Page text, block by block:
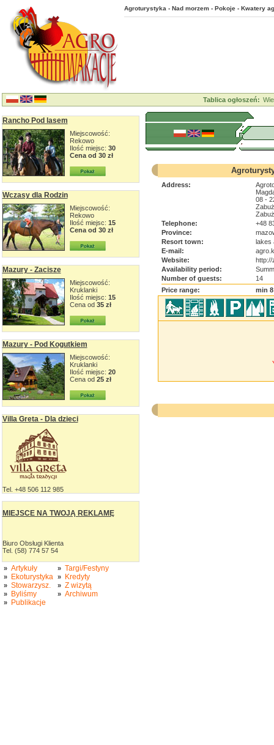
Agroturystyka - Nad morzem - Pokoje - Kwatery
Tablica ogłoszeń:
Rancho Pod lasem
Miejscowość:
Rekowo
Ilość miejsc: 30
Cena od 30 zł
Wczasy dla Rodzin
Miejscowość:
Rekowo
Ilość miejsc: 15
Cena od 30 zł
Mazury - Zacisze
Miejscowość:
Kruklanki
Ilość miejsc: 15
Cena od 35 zł
Mazury - Pod Kogutkiem
Miejscowość:
Kruklanki
Ilość miejsc: 20
Cena od 25 zł
Villa Greta - Dla dzieci
Tel. +48 506 112 985
MIEJSCE NA TWOJĄ REKLAMĘ
Biuro Obsługi Klienta
Tel. (58) 774 57 54
» Artykuły
» Ekoturystyka
» Stowarzysz.
» Byliśmy
» Publikacje
» Targi/Festyny
» Kredyty
» Z wizytą
» Archiwum
Address:
08 -
Telephone:
+48
Province:
Resort town:
lakes
E-mail:
Website:
http://
Availability period:
Number of guests:
14
Price range:
min 8